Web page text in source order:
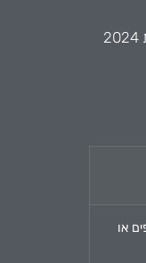
להליך חדלות פירעון יש סף כניסה שמבחין בין חברות לאנשים פרטיים. נכון לשנת 2024
או